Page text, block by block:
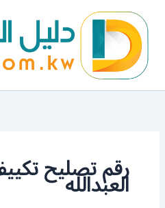
المحتوى
رقم تصليح
العبدالله